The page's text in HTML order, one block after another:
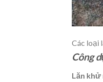
Các loại
Công
Lăn khử